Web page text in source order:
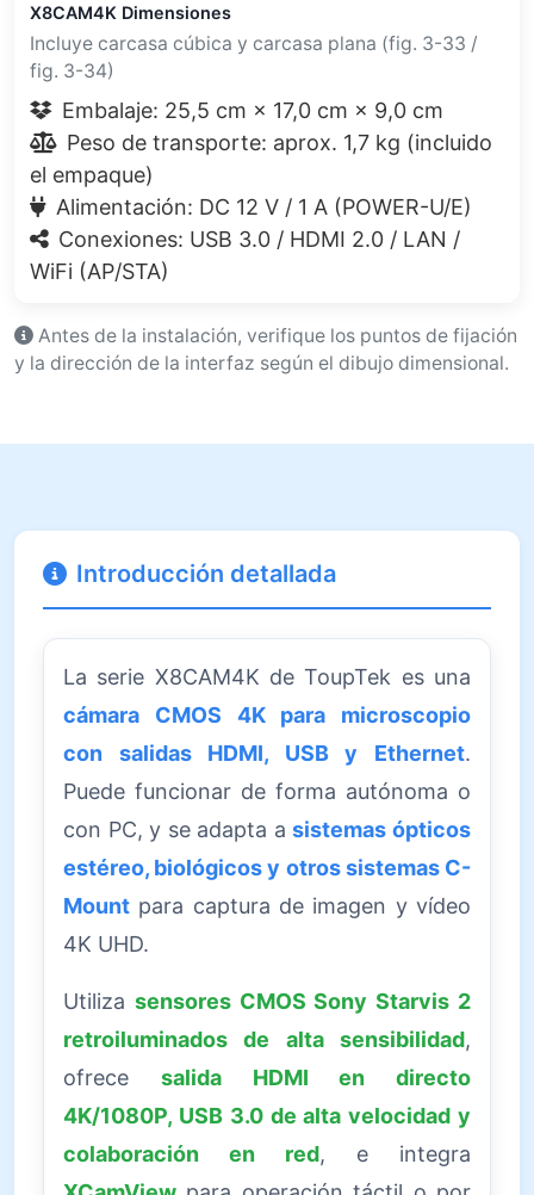
X8CAM4K Dimensiones
Incluye carcasa cúbica y carcasa plana (fig. 3-33 /
fig. 3-34)
Embalaje: 25,5 cm × 17,0 cm × 9,0 cm
Peso de transporte: aprox. 1,7 kg (incluido
el empaque)
Alimentación: DC 12 V / 1 A (POWER-U/E)
Conexiones: USB 3.0 / HDMI 2.0 / LAN /
WiFi (AP/STA)
Antes de la instalación, verifique los puntos de fijación
y la dirección de la interfaz según el dibujo dimensional.
Introducción detallada
La serie X8CAM4K de ToupTek es una
cámara CMOS 4K para microscopio
con salidas HDMI, USB y Ethernet.
Puede funcionar de forma autónoma o
con PC, y se adapta asistemas ópticos
estéreo, biológicos y otros sistemas C-
Mount para captura de imagen y vídeo
4K UHD.
Utiliza sensores CMOS Sony Starvis 2
retroiluminados de alta sensibilidad,
ofrece salida HDMI en directo
4K/1080P, USB 3.0 de alta velocidad y
colaboración en red, e integra